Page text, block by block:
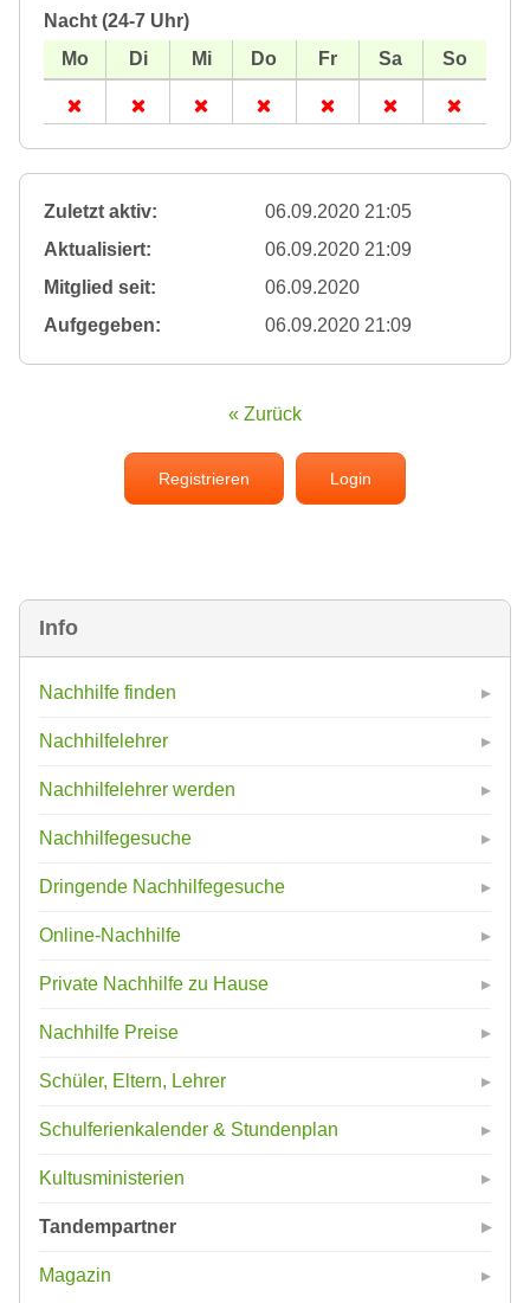
Info
Nachhilfe finden
Nachhilfelehrer
Nachhilfelehrer werden
Nachhilfegesuche
Dringende Nachhilfegesuche
Online-Nachhilfe
Private Nachhilfe zu Hause
Nachhilfe Preise
Schüler, Eltern, Lehrer
Schulferienkalender & Stundenplan
Kultusministerien
Tandempartner
Magazin
Nacht (24-7 Uhr)
Zuletzt aktiv:
06.09.2020 21:05
Aktualisiert:
06.09.2020 21:09
Mitglied seit:
06.09.2020
Aufgegeben:
06.09.2020 21:09
« Zurück
Registrieren Login